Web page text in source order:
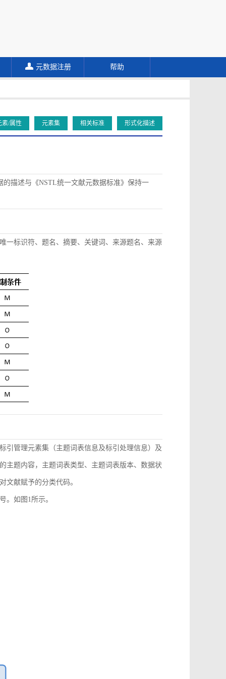
元数据注册 帮助
素/属性 元素集 相关标准 形式化描述
描述与《NSTL统一文献元数据标准》保持一
一标识符、题名、摘要、关键词、来源题名、来源
引管理元素集（主题词表信息及标引处理信息）及
主题内容，主题词表类型、主题词表版本、数据状
文献赋予的分类代码。
。如图1所示。